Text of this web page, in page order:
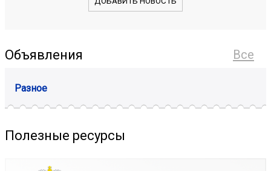
Все
Объявления
Разное
Полезные ресурсы